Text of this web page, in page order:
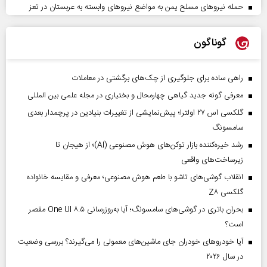
حمله نیروهای مسلح یمن به مواضع نیروهای وابسته به عربستان در تعز
گوناگون
راهی ساده برای جلوگیری از چک‌های برگشتی در معاملات
معرفی گونه جدید گیاهی چهارمحال و بختیاری در مجله علمی بین المللی
گلکسی اس ۲۷ اولترا؛ پیش‌نمایشی از تغییرات بنیادین در پرچمدار بعدی
سامسونگ
رشد خیره‌کننده بازار توکن‌های هوش مصنوعی (AI)؛ از هیجان تا
زیرساخت‌های واقعی
انقلاب گوشی‌های تاشو‌ با طعم هوش مصنوعی؛ معرفی و مقایسه خانواده
گلکسی Z۸
بحران باتری در گوشی‌های سامسونگ؛ آیا به‌روزرسانی One UI ۸.۵ مقصر
است؟
آیا خودروهای خودران جای ماشین‌های معمولی را می‌گیرند؟ بررسی وضعیت
در سال ۲۰۲۶